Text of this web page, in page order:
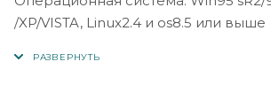
/XP/VISTA, Linux2.4 и os8.5 или выше